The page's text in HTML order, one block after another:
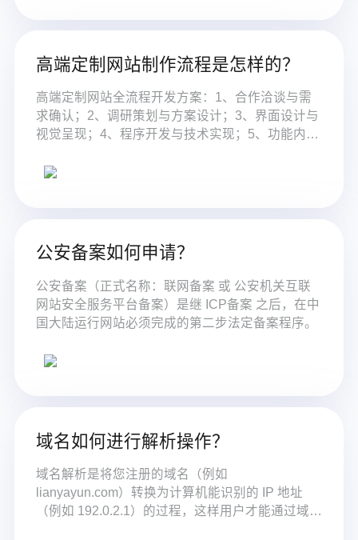
高端定制网站制作流程是怎样的？
高端定制网站全流程开发方案：1、合作洽谈与需
求确认；2、调研策划与方案设计；3、界面设计与
视觉呈现；4、程序开发与技术实现；5、功能内测
务与持续优化
公安备案如何申请？
公安备案（正式名称：联网备案 或 公安机关互联
网站安全服务平台备案）是继 ICP备案 之后，在中
国大陆运行网站必须完成的第二步法定备案程序。
域名如何进行解析操作？
域名解析是将您注册的域名（例如
lianyayun.com）转换为计算机能识别的 IP 地址
（例如 192.0.2.1）的过程，这样用户才能通过域名